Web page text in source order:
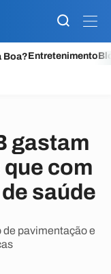
Boa?Entretenimento
gastam
com
saúde
de pavimentação e